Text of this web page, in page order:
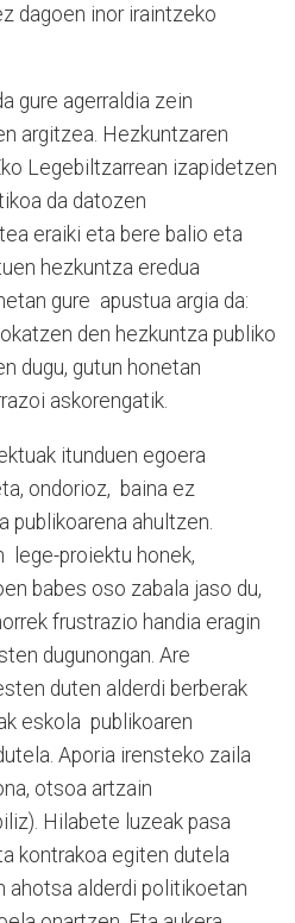
dagoen inor iraintzeko
gure agerraldia zein
argitzea. Hezkuntzaren
Legebiltzarrean izapidetzen
da datozen
eraiki eta bere balio eta
hezkuntza eredua
gure apustua argia da:
den hezkuntza publiko
dugu, gutun honetan
askorengatik.
itunduen egoera
ondorioz, baina ez
publikoarena ahultzen.
lege-proiektu honek,
babes oso zabala jaso du,
frustrazio handia eragin
dugunongan. Are
duten alderdi berberak
eskola publikoaren
Aporia irensteko zaila
otsoa artzain
Hilabete luzeak pasa
kontrakoa egiten dutela
ahotsa alderdi politikoetan